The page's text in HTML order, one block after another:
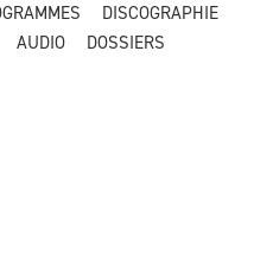
DISCOGRAPHIE
AUDIO DOSSIERS